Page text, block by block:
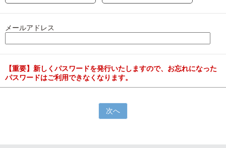
メールアドレス
【重要】新しくパスワードを発行いたしますので、お忘れになった
パスワードはご利用できなくなります。